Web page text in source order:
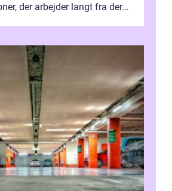
der arbejder langt fra deres